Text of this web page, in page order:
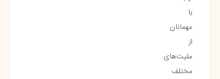
با
مهمانان
از
ملیت‌های
مختلف